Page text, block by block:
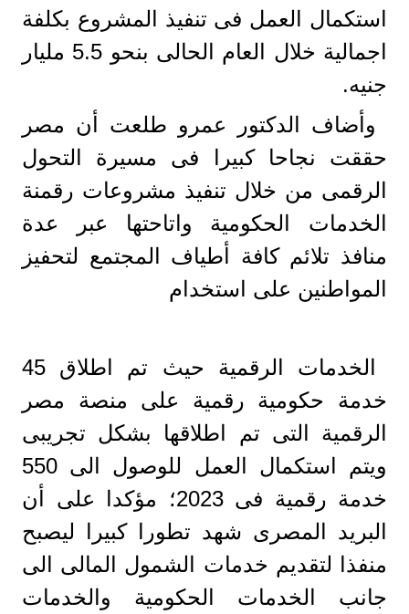
استكمال العمل فى تنفيذ المشروع بكلفة
اجمالية خلال العام الحالى بنحو 5.5 مليار
جنيه.
وأضاف الدكتور عمرو طلعت أن مصر
حققت نجاحا كبيرا فى مسيرة التحول
الرقمى من خلال تنفيذ مشروعات رقمنة
الخدمات الحكومية واتاحتها عبر عدة
منافذ تلائم كافة أطياف المجتمع لتحفيز
المواطنين على استخدام
الخدمات الرقمية حيث تم اطلاق 45
خدمة حكومية رقمية على منصة مصر
الرقمية التى تم اطلاقها بشكل تجريبى
ويتم استكمال العمل للوصول الى 550
خدمة رقمية فى 2023؛ مؤكدا على أن
البريد المصرى شهد تطورا كبيرا ليصبح
منفذا لتقديم خدمات الشمول المالى الى
جانب الخدمات الحكومية والخدمات